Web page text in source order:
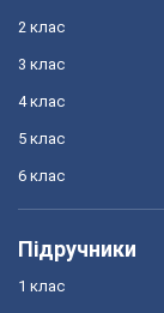
2 клас
3 клас
4 клас
5 клас
6 клас
Підручники
1 клас